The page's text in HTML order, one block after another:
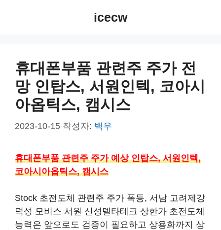
icecw
휴대폰부품 관련주 주가 전
망 인탑스, 서원인텍, 코아시
아옵틱스, 캠시스
2023-10-15 작성자: 백우
휴대폰부품 관련주 주가 예상 인탑스, 서원인텍,
코아시아옵틱스, 캠시스
Stock 초전도체 관련주 주가 폭등, 서남 고려제강
덕성 모비스 서원 신성델타테크 상한가 초전도체
능력은 앞으로도 검증이 필요하고 상용화까지 상